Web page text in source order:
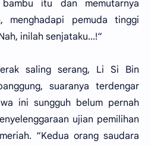
itu dan memutarnya
menghadapi pemuda tinggi
inilah senjataku...!“
saling serang, Li Si Bin
suaranya terdengar
ini sungguh belum pernah
ujian pemilihan
“Kedua orang saudara